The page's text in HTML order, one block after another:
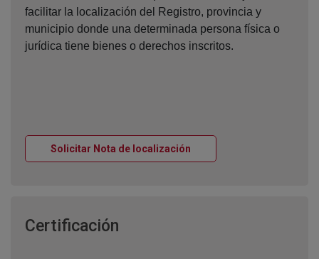
facilitar la localización del Registro, provincia y
municipio donde una determinada persona física o
jurídica tiene bienes o derechos inscritos.
Solicitar Nota de localización
Certificación